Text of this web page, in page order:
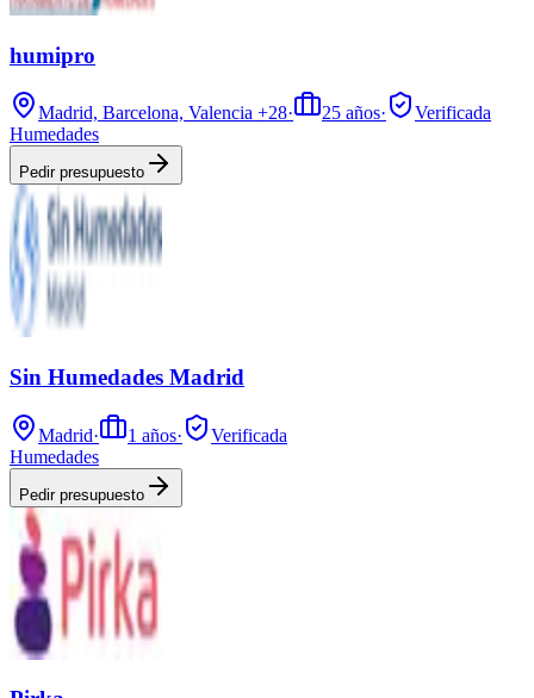
humipro
Madrid, Barcelona, Valencia +28· 25 años·
Verificada
Humedades
Pedir presupuesto
Sin Humedades Madrid
Madrid· 1 años·
Verificada
Humedades
Pedir presupuesto